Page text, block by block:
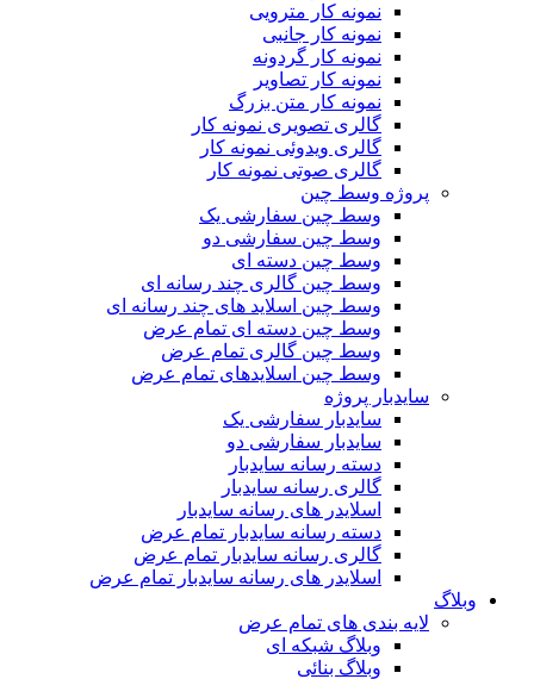
نمونه کار مترویی
نمونه کار جانبی
نمونه کار گردونه
نمونه کار تصاویر
نمونه کار متن بزرگ
گالری تصویری نمونه کار
گالری ویدوئی نمونه کار
گالری صوتی نمونه کار
پروژه وسط چین
وسط چین سفارشی یک
وسط چین سفارشی دو
وسط چین دسته ای
وسط چین گالری چند رسانه ای
وسط چین اسلاید های چند رسانه ای
وسط چین دسته ای تمام عرض
وسط چین گالری تمام عرض
وسط چین اسلایدهای تمام عرض
سایدبار پروژه
سایدبار سفارشی یک
سایدبار سفارشی دو
دسته رسانه سایدبار
گالری رسانه سایدبار
اسلایدر های رسانه سایدبار
دسته رسانه سایدبار تمام عرض
گالری رسانه سایدبار تمام عرض
اسلایدر های رسانه سایدبار تمام عرض
وبلاگ
لایه بندی های تمام عرض
وبلاگ شبکه ای
وبلاگ بنائی